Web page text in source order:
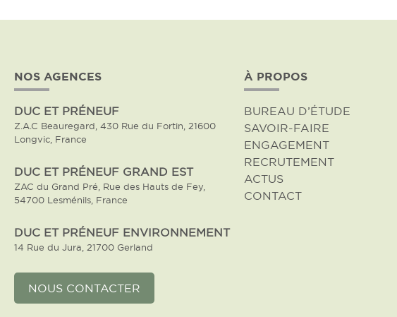
NOS AGENCES
DUC ET PRÉNEUF
Z.A.C Beauregard, 430 Rue du Fortin, 21600
Longvic, France
DUC ET PRÉNEUF GRAND EST
ZAC du Grand Pré, Rue des Hauts de Fey,
54700 Lesménils, France
DUC ET PRÉNEUF ENVIRONNEMENT
14 Rue du Jura, 21700 Gerland
NOUS CONTACTER
À PROPOS
BUREAU D’ÉTUDE
SAVOIR-FAIRE
ENGAGEMENT
RECRUTEMENT
ACTUS
CONTACT